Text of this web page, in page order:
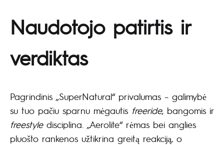
Naudotojo patirtis ir
verdiktas
Pagrindinis „SuperNatural“ privalumas – galimybė
su tuo pačiu sparnu mėgautis freeride, bangomis ir
freestyledisciplina. „Aerolite“ rėmas bei anglies
pluošto rankenos užtikrina greitą reakciją, o